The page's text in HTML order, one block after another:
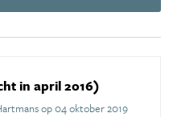
in april 2016)
op 04 oktober 2019